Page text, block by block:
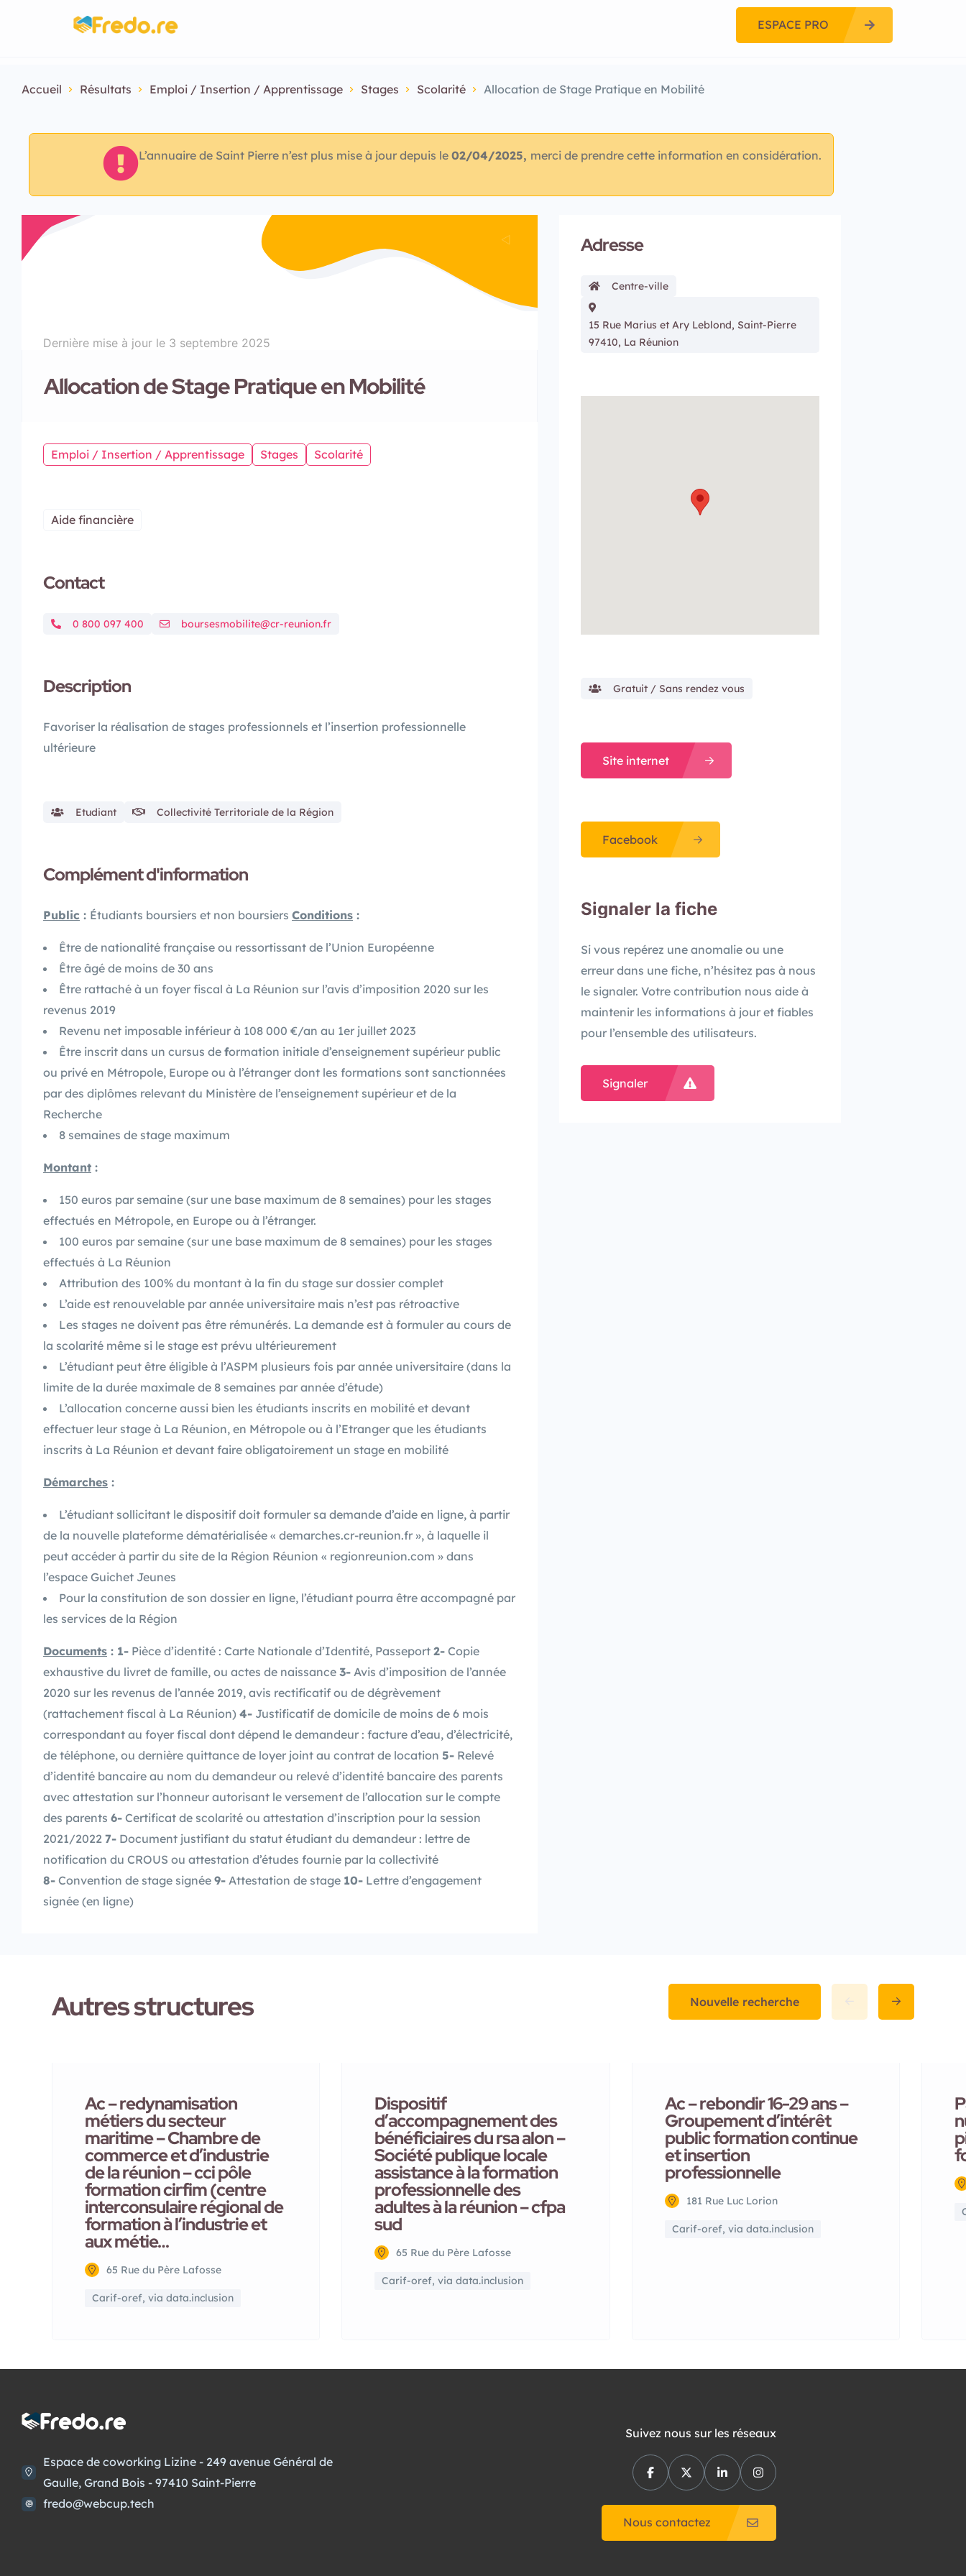
ESPACE PRO
Accueil Résultats Emploi / Insertion / Apprentissage Stages Scolarité Allocation de Stage Pratique en Mobilité
L’annuaire de Saint Pierre n’est plus mise à jour depuis le 02/04/2025, merci de prendre cette information en considération.
Dernière mise à jour le 3 septembre 2025
Allocation de Stage Pratique en Mobilité
Emploi / Insertion / Apprentissage Stages Scolarité
Aide financière
Contact
0 800 097 400 boursesmobilite@cr-reunion.fr
Description
Favoriser la réalisation de stages professionnels et l’insertion professionnelle
ultérieure
Etudiant Collectivité Territoriale de la Région
Complément d'information
Public : Étudiants boursiers et non boursiers Conditions :
Être de nationalité française ou ressortissant de l’Union Européenne
Être âgé de moins de 30 ans
Être rattaché à un foyer fiscal à La Réunion sur l’avis d’imposition 2020 sur les
revenus 2019
Revenu net imposable inférieur à 108 000 €/an au 1er juillet 2023
Être inscrit dans un cursus de formation initiale d’enseignement supérieur public
ou privé en Métropole, Europe ou à l’étranger dont les formations sont sanctionnées
par des diplômes relevant du Ministère de l’enseignement supérieur et de la
Recherche
8 semaines de stage maximum
Montant :
150 euros par semaine (sur une base maximum de 8 semaines) pour les stages
effectués en Métropole, en Europe ou à l’étranger.
100 euros par semaine (sur une base maximum de 8 semaines) pour les stages
effectués à La Réunion
Attribution des 100% du montant à la fin du stage sur dossier complet
L’aide est renouvelable par année universitaire mais n’est pas rétroactive
Les stages ne doivent pas être rémunérés. La demande est à formuler au cours de
la scolarité même si le stage est prévu ultérieurement
L’étudiant peut être éligible à l’ASPM plusieurs fois par année universitaire (dans la
limite de la durée maximale de 8 semaines par année d’étude)
L’allocation concerne aussi bien les étudiants inscrits en mobilité et devant
effectuer leur stage à La Réunion, en Métropole ou à l’Etranger que les étudiants
inscrits à La Réunion et devant faire obligatoirement un stage en mobilité
Démarches :
L’étudiant sollicitant le dispositif doit formuler sa demande d’aide en ligne, à partir
de la nouvelle plateforme dématérialisée « demarches.cr-reunion.fr », à laquelle il
peut accéder à partir du site de la Région Réunion « regionreunion.com » dans
l’espace Guichet Jeunes
Pour la constitution de son dossier en ligne, l’étudiant pourra être accompagné par
les services de la Région
Documents : 1- Pièce d’identité : Carte Nationale d’Identité, Passeport 2- Copie
exhaustive du livret de famille, ou actes de naissance 3- Avis d’imposition de l’année
2020 sur les revenus de l’année 2019, avis rectificatif ou de dégrèvement
(rattachement fiscal à La Réunion) 4- Justificatif de domicile de moins de 6 mois
correspondant au foyer fiscal dont dépend le demandeur : facture d’eau, d’électricité,
de téléphone, ou dernière quittance de loyer joint au contrat de location 5- Relevé
d’identité bancaire au nom du demandeur ou relevé d’identité bancaire des parents
avec attestation sur l’honneur autorisant le versement de l’allocation sur le compte
des parents 6- Certificat de scolarité ou attestation d’inscription pour la session
2021/2022 7- Document justifiant du statut étudiant du demandeur : lettre de
notification du CROUS ou attestation d’études fournie par la collectivité
8- Convention de stage signée 9- Attestation de stage 10- Lettre d’engagement
signée (en ligne)
Adresse
Centre-ville
15 Rue Marius et Ary Leblond, Saint-Pierre
97410, La Réunion
Gratuit / Sans rendez vous
Site internet
Facebook
Signaler la fiche
Si vous repérez une anomalie ou une
erreur dans une fiche, n’hésitez pas à nous
le signaler. Votre contribution nous aide à
maintenir les informations à jour et fiables
pour l’ensemble des utilisateurs.
Signaler
Autres structures Nouvelle recherche
Ac – redynamisation
métiers du secteur
maritime – Chambre de
commerce et d’industrie
de la réunion – cci pôle
formation cirfim (centre
interconsulaire régional de
formation à l’industrie et
aux métie…
65 Rue du Père Lafosse
Carif-oref, via data.inclusion
Dispositif
d’accompagnement des
bénéficiaires du rsa alon –
Société publique locale
assistance à la formation
professionnelle des
adultes à la réunion – cfpa
sud
65 Rue du Père Lafosse
Carif-oref, via data.inclusion
Ac – rebondir 16-29 ans –
Groupement d’intérêt
public formation continue
et insertion
professionnelle
181 Rue Luc Lorion
Carif-oref, via data.inclusion
Espace de coworking Lizine - 249 avenue Général de
Gaulle, Grand Bois - 97410 Saint-Pierre
fredo@webcup.tech
Suivez nous sur les réseaux
Nous contactez